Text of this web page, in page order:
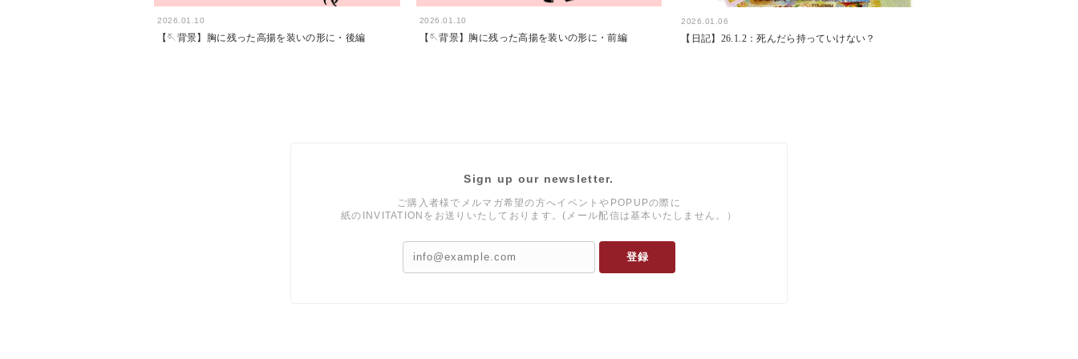
2026.01.10
【🪡背景】胸に残った高揚を装いの形に・後編
2026.01.10
【🪡背景】胸に残った高揚を装いの形に・前編
2026.01.06
【日記】26.1.2：死んだら持っていけない？
Sign up our newsletter.
ご購入者様でメルマガ希望の方へイベントやPOPUPの際に
紙のINVITATIONをお送りいたしております。(メール配信は基本いたしません。）
登録